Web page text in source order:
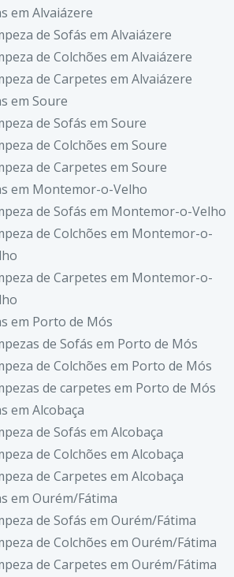
em Alvaiázere
de Sofás em Alvaiázere
de Colchões em Alvaiázere
de Carpetes em Alvaiázere
em Soure
de Sofás em Soure
de Colchões em Soure
de Carpetes em Soure
em Montemor-o-Velho
de Sofás em Montemor-o-Velho
de Colchões em Montemor-o-
de Carpetes em Montemor-o-
em Porto de Mós
de Sofás em Porto de Mós
de Colchões em Porto de Mós
de carpetes em Porto de Mós
em Alcobaça
de Sofás em Alcobaça
de Colchões em Alcobaça
de Carpetes em Alcobaça
em Ourém/Fátima
de Sofás em Ourém/Fátima
de Colchões em Ourém/Fátima
de Carpetes em Ourém/Fátima